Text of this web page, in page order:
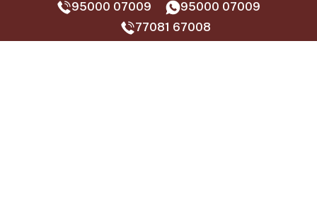
95000 07009
95000 07009
77081 67008‬